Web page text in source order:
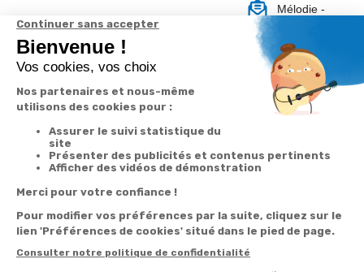
A propos de
nous
Partenariats
Avis Clients
Mélodie -
CEDEX 9
Suivez-nous
personnelles et
cookies
les cookies
légales
générales de
vente